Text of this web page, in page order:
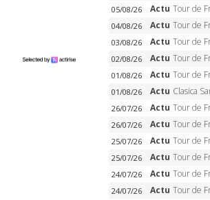
05/08/26 Actu Tour de France Femmes
04/08/26 Actu Tour de France
03/08/26 Actu Tour de France
02/08/26 Actu Tour de France Femmes
01/08/26 Actu Tour de France Femmes
01/08/26 Actu Clasica San
26/07/26 Actu Tour de France 2026 –
26/07/26 Actu Tour de France 2026 –
25/07/26 Actu Tour de France 2026 –
25/07/26 Actu Tour de France 2026 –
24/07/26 Actu Tour de France 2026 –
24/07/26 Actu Tour de France